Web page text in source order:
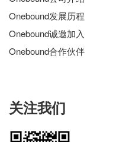
Onebound发展历程
Onebound诚邀加入
Onebound合作伙伴
关注我们